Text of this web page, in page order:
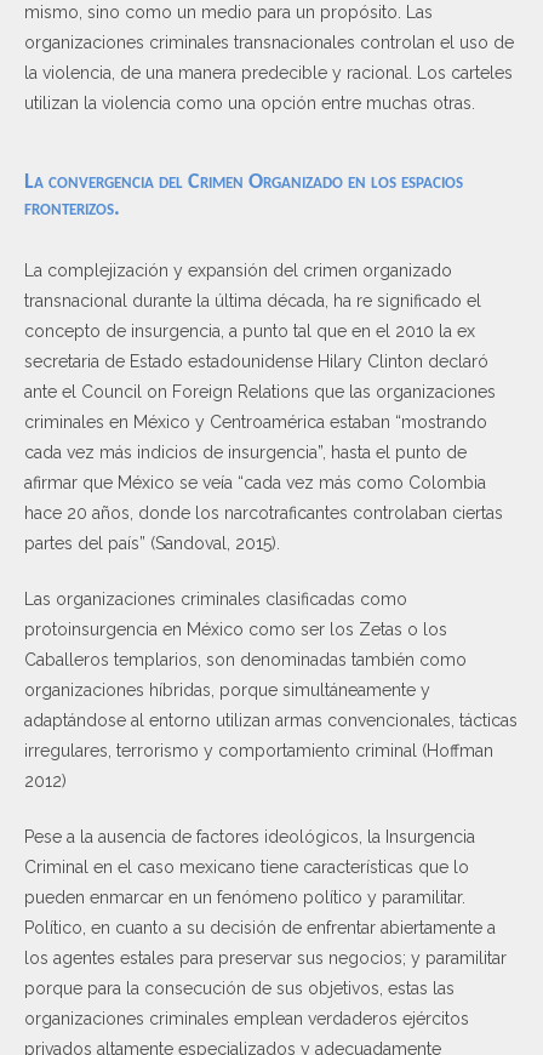
mismo, sino como un medio para un propósito. Las
organizaciones criminales transnacionales controlan el uso de
la violencia, de una manera predecible y racional. Los carteles
utilizan la violencia como una opción entre muchas otras.
La convergencia del Crimen Organizado en los espacios
fronterizos.
La complejización y expansión del crimen organizado
transnacional durante la última década, ha re significado el
concepto de insurgencia, a punto tal que en el 2010 la ex
secretaria de Estado estadounidense Hilary Clinton declaró
ante el Council on Foreign Relations que las organizaciones
criminales en México y Centroamérica estaban “mostrando
cada vez más indicios de insurgencia”, hasta el punto de
afirmar que México se veía “cada vez más como Colombia
hace 20 años, donde los narcotraficantes controlaban ciertas
partes del país” (Sandoval, 2015).
Las organizaciones criminales clasificadas como
protoinsurgencia en México como ser los Zetas o los
Caballeros templarios, son denominadas también como
organizaciones híbridas, porque simultáneamente y
adaptándose al entorno utilizan armas convencionales, tácticas
irregulares, terrorismo y comportamiento criminal (Hoffman
2012)
Pese a la ausencia de factores ideológicos, la Insurgencia
Criminal en el caso mexicano tiene características que lo
pueden enmarcar en un fenómeno político y paramilitar.
Político, en cuanto a su decisión de enfrentar abiertamente a
los agentes estales para preservar sus negocios; y paramilitar
porque para la consecución de sus objetivos, estas las
organizaciones criminales emplean verdaderos ejércitos
privados altamente especializados y adecuadamente